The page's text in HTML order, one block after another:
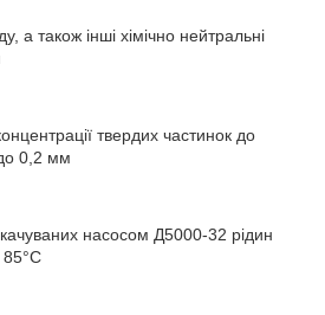
а також інші хімічно нейтральні
твердих частинок до
0,2 мм
насосом Д5000-32 рідин
85°C